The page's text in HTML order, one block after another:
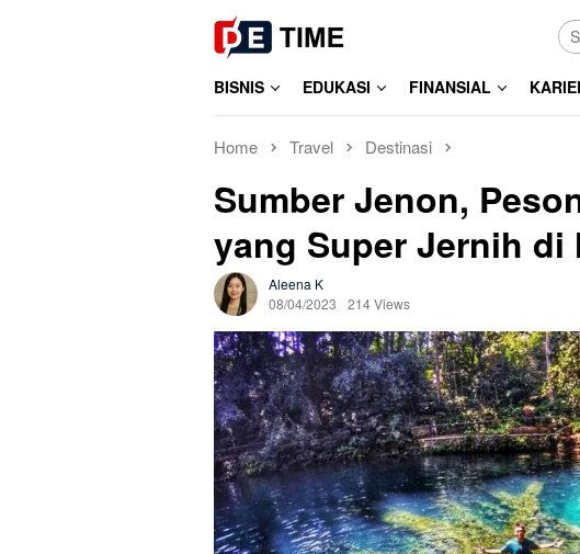
BISNIS EDUKASI FINANSIAL
Home Travel Destinasi
Sumber Jenon,
yang Super Jernih di
Aleena K
08/04/2023
214 Views